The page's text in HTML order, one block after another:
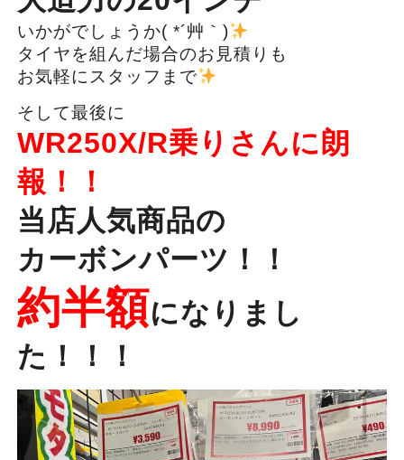
いかがでしょうか( *´艸｀)
タイヤを組んだ場合のお見積りも
お気軽にスタッフまで
そして最後に
WR250X/R乗りさんに朗
報！！
当店人気商品の
カーボンパーツ！！
約半額になりまし
た！！！